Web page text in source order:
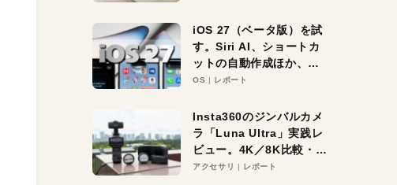
iOS 27（ベータ版）を試
す。Siri AI、ショートカ
ットの自動作成ほか、期
待大の便利機能5選。
る未来はすぐそこ！
OS レポート
Insta360のジンバルカメ
ラ「Luna Ultra」実践レ
ビュー。4K／8K比較・ズ
ーム・夜間撮影をチェッ
アクセサリ レポート